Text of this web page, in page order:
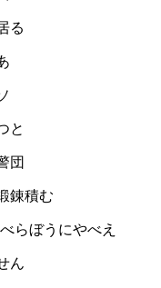
る
と
団
錬積む
らぼうにやべえ
ん